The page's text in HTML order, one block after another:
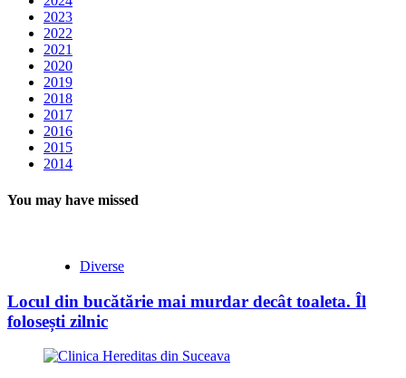
2023
2022
2021
2020
2019
2018
2017
2016
2015
2014
You may have missed
Diverse
Locul din bucătărie mai murdar decât toaleta. Îl
folosești zilnic